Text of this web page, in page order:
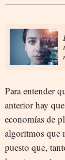
Para entender
anterior hay
economías de
algoritmos que
puesto que,